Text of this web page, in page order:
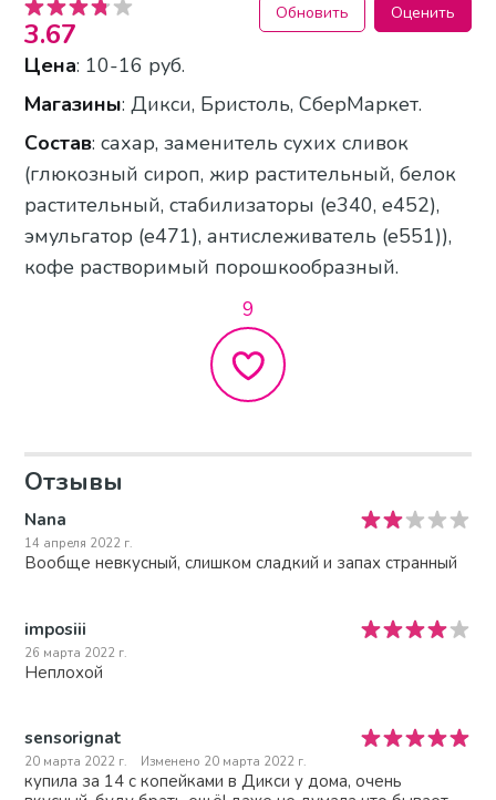
3.67
Обновить Оценить
Цена: 10-16 руб.
Магазины: Дикси, Бристоль, СберМаркет.
Состав: сахар, заменитель сухих сливок
(глюкозный сироп, жир растительный, белок
растительный, стабилизаторы (е340, е452),
эмульгатор (е471), антислеживатель (е551)),
кофе растворимый порошкообразный.
9
Отзывы
Nana
14 апреля 2022 г.
Вообще невкусный, слишком сладкий и запах странный
imposiii
26 марта 2022 г.
Неплохой
sensorignat
20 марта 2022 г. Изменено 20 марта 2022 г.
купила за 14 с копейками в Дикси у дома, очень